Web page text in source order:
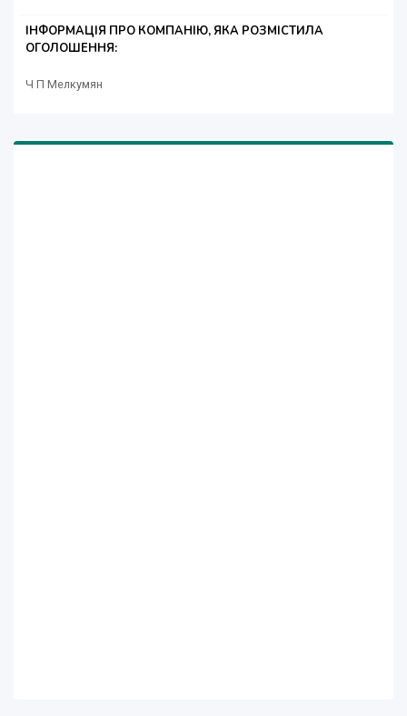
ІНФОРМАЦІЯ ПРО КОМПАНІЮ, ЯКА РОЗМІСТИЛА
ОГОЛОШЕННЯ:
Ч П Мелкумян